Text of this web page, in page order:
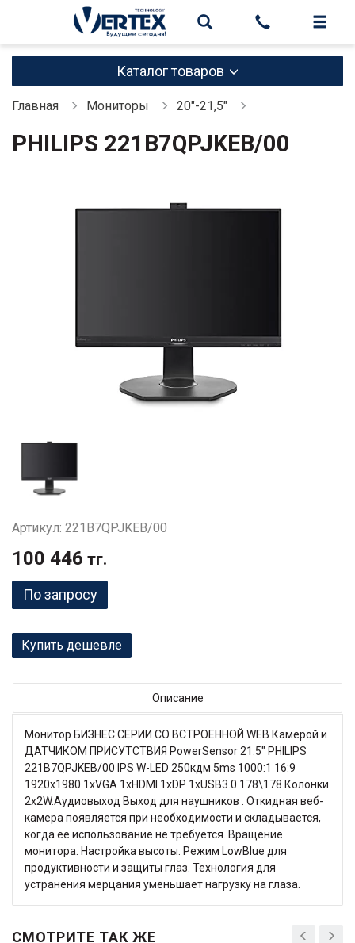
Каталог товаров
Главная Мониторы 20"-21,5"
PHILIPS 221B7QPJKEB/00
Артикул: 221B7QPJKEB/00
100 446 тг.
По запросу
Купить дешевле
Описание
Монитор БИЗНЕС СЕРИИ СО ВСТРОЕННОЙ WEB Камерой и
ДАТЧИКОМ ПРИСУТСТВИЯ PowerSensor 21.5" PHILIPS
221B7QPJKEB/00 IPS W-LED 250кдм 5ms 1000:1 16:9
1920x1980 1xVGA 1xHDMI 1xDP 1xUSB3.0 178\178 Колонки
2x2W.Аудиовыход Выход для наушников . Откидная веб-
камера появляется при необходимости и складывается,
когда ее использование не требуется. Вращение
монитора. Настройка высоты. Режим LowBlue для
продуктивности и защиты глаз. Технология для
устранения мерцания уменьшает нагрузку на глаза.
СМОТРИТЕ ТАК ЖЕ